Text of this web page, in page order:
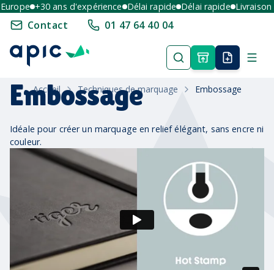
+30 ans d'expérience Délai rapide Délai rapide Livraison
Contact 01 47 64 40 04
Accueil Techniques de marquage Embossage
Embossage
Idéale pour créer un marquage en relief élégant, sans encre ni
couleur.